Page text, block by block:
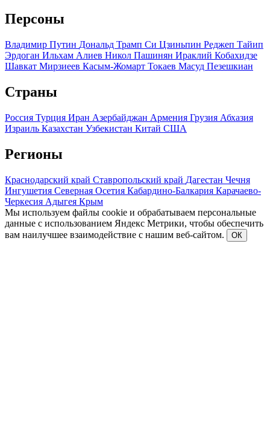
Персоны
Владимир Путин Дональд Трамп Си Цзиньпин Реджеп Тайип
Эрдоган Ильхам Алиев Никол Пашинян Ираклий Кобахидзе
Шавкат Мирзиеев Касым-Жомарт Токаев Масуд Пезешкиан
Страны
Россия Турция Иран Азербайджан Армения Грузия Абхазия
Израиль Казахстан Узбекистан Китай США
Регионы
Краснодарский край Ставропольский край Дагестан Чечня
Ингушетия Северная Осетия Кабардино-Балкария Карачаево-
Черкесия Адыгея Крым
Мы используем файлы cookie и обрабатываем персональные
данные с использованием Яндекс Метрики, чтобы обеспечить
вам наилучшее взаимодействие с нашим веб-сайтом.
ОК